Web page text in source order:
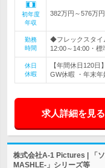
初年度
年収
382万円～576万円
勤務
時間
◆フレックスタイ
12:00～14:00・標
休日
休暇
【年間休日120日
GW休暇 ・年末
求人詳細を見る
株式会社A-1 Pictures | 「
MASHLE-」シリーズ等